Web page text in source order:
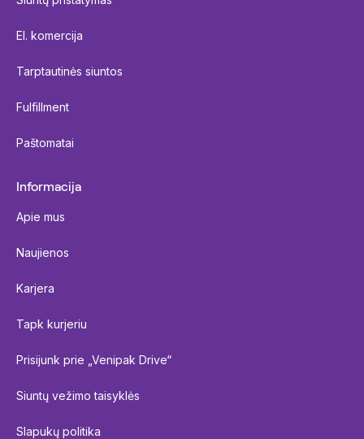
El. komercija
Tarptautinės siuntos
Fulfillment
Paštomatai
Informacija
Apie mus
Naujienos
Karjera
Tapk kurjeriu
Prisijunk prie „Venipak Drive“
Siuntų vežimo taisyklės
Slapukų politika